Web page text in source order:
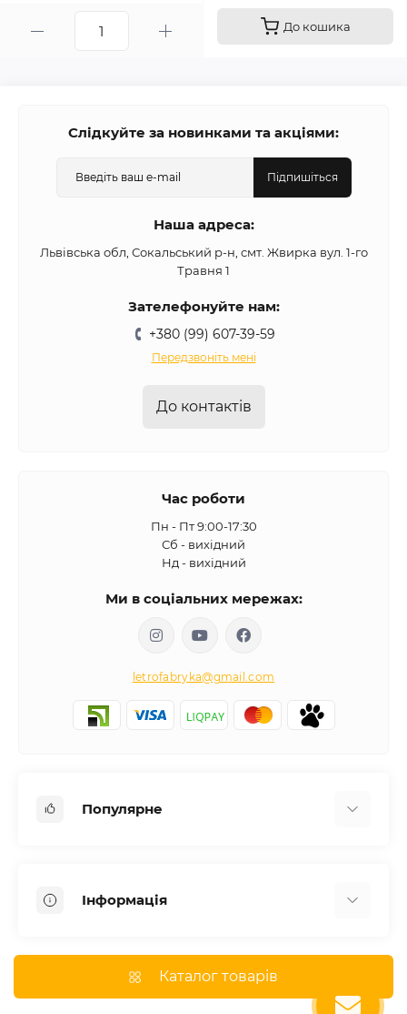
До кошика
Слідкуйте за новинками та акціями:
Підпишіться
Наша адреса:
Львівська обл, Сокальський р-н, смт. Жвирка вул. 1-го
Травня 1
Зателефонуйте нам:
+380 (99) 607-39-59
Передзвоніть мені
До контактів
Час роботи
Пн - Пт 9:00-17:30
Сб - вихідний
Нд - вихідний
Ми в соціальних мережах:
letrofabryka@gmail.com
Популярне
Комоди для спальні
Меблі в дитячу
Інформація
Оплата
Каталог товарів